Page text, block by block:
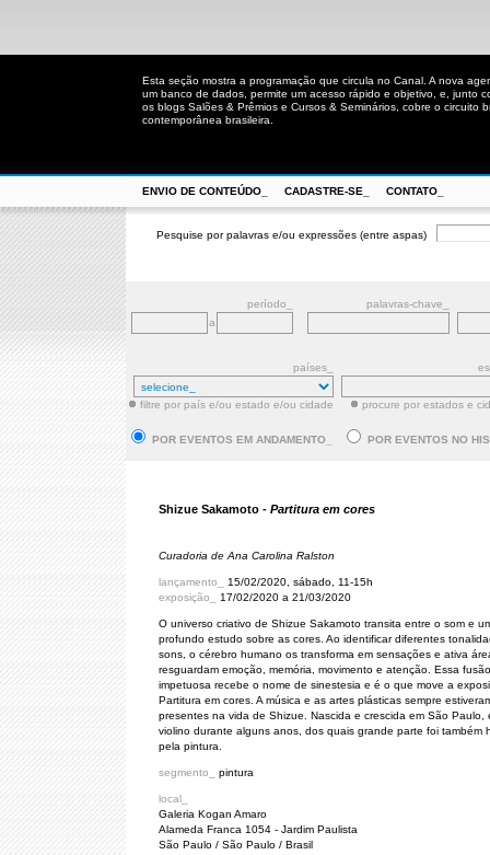
Esta seção mostra a programação que circula no Canal. A nova
um banco de dados, permite um acesso rápido e objetivo, e, junto
os blogs Salões & Prêmios e Cursos & Seminários, cobre o circuito
contemporânea brasileira.
ENVIO DE CONTEÚDO_ CADASTRE-SE_ CONTATO_
Pesquise por palavras e/ou expressões (entre aspas)
período_
palavras-chave_
a
países_
filtre por país e/ou estado e/ou cidade procure por estados e
POR EVENTOS EM ANDAMENTO_ POR EVENTOS NO
Shizue Sakamoto - Partitura em cores
Curadoria de Ana Carolina Ralston
lançamento_ 15/02/2020, sábado, 11-15h
exposição_ 17/02/2020 a 21/03/2020
O universo criativo de Shizue Sakamoto transita entre o som e
profundo estudo sobre as cores. Ao identificar diferentes
sons, o cérebro humano os transforma em sensações e ativa
resguardam emoção, memória, movimento e atenção. Essa fusão
impetuosa recebe o nome de sinestesia e é o que move a
Partitura em cores. A música e as artes plásticas sempre
presentes na vida de Shizue. Nascida e crescida em São Paulo,
violino durante alguns anos, dos quais grande parte foi também
pela pintura.
segmento_ pintura
local_
Galeria Kogan Amaro
Alameda Franca 1054 - Jardim Paulista
São Paulo / São Paulo / Brasil